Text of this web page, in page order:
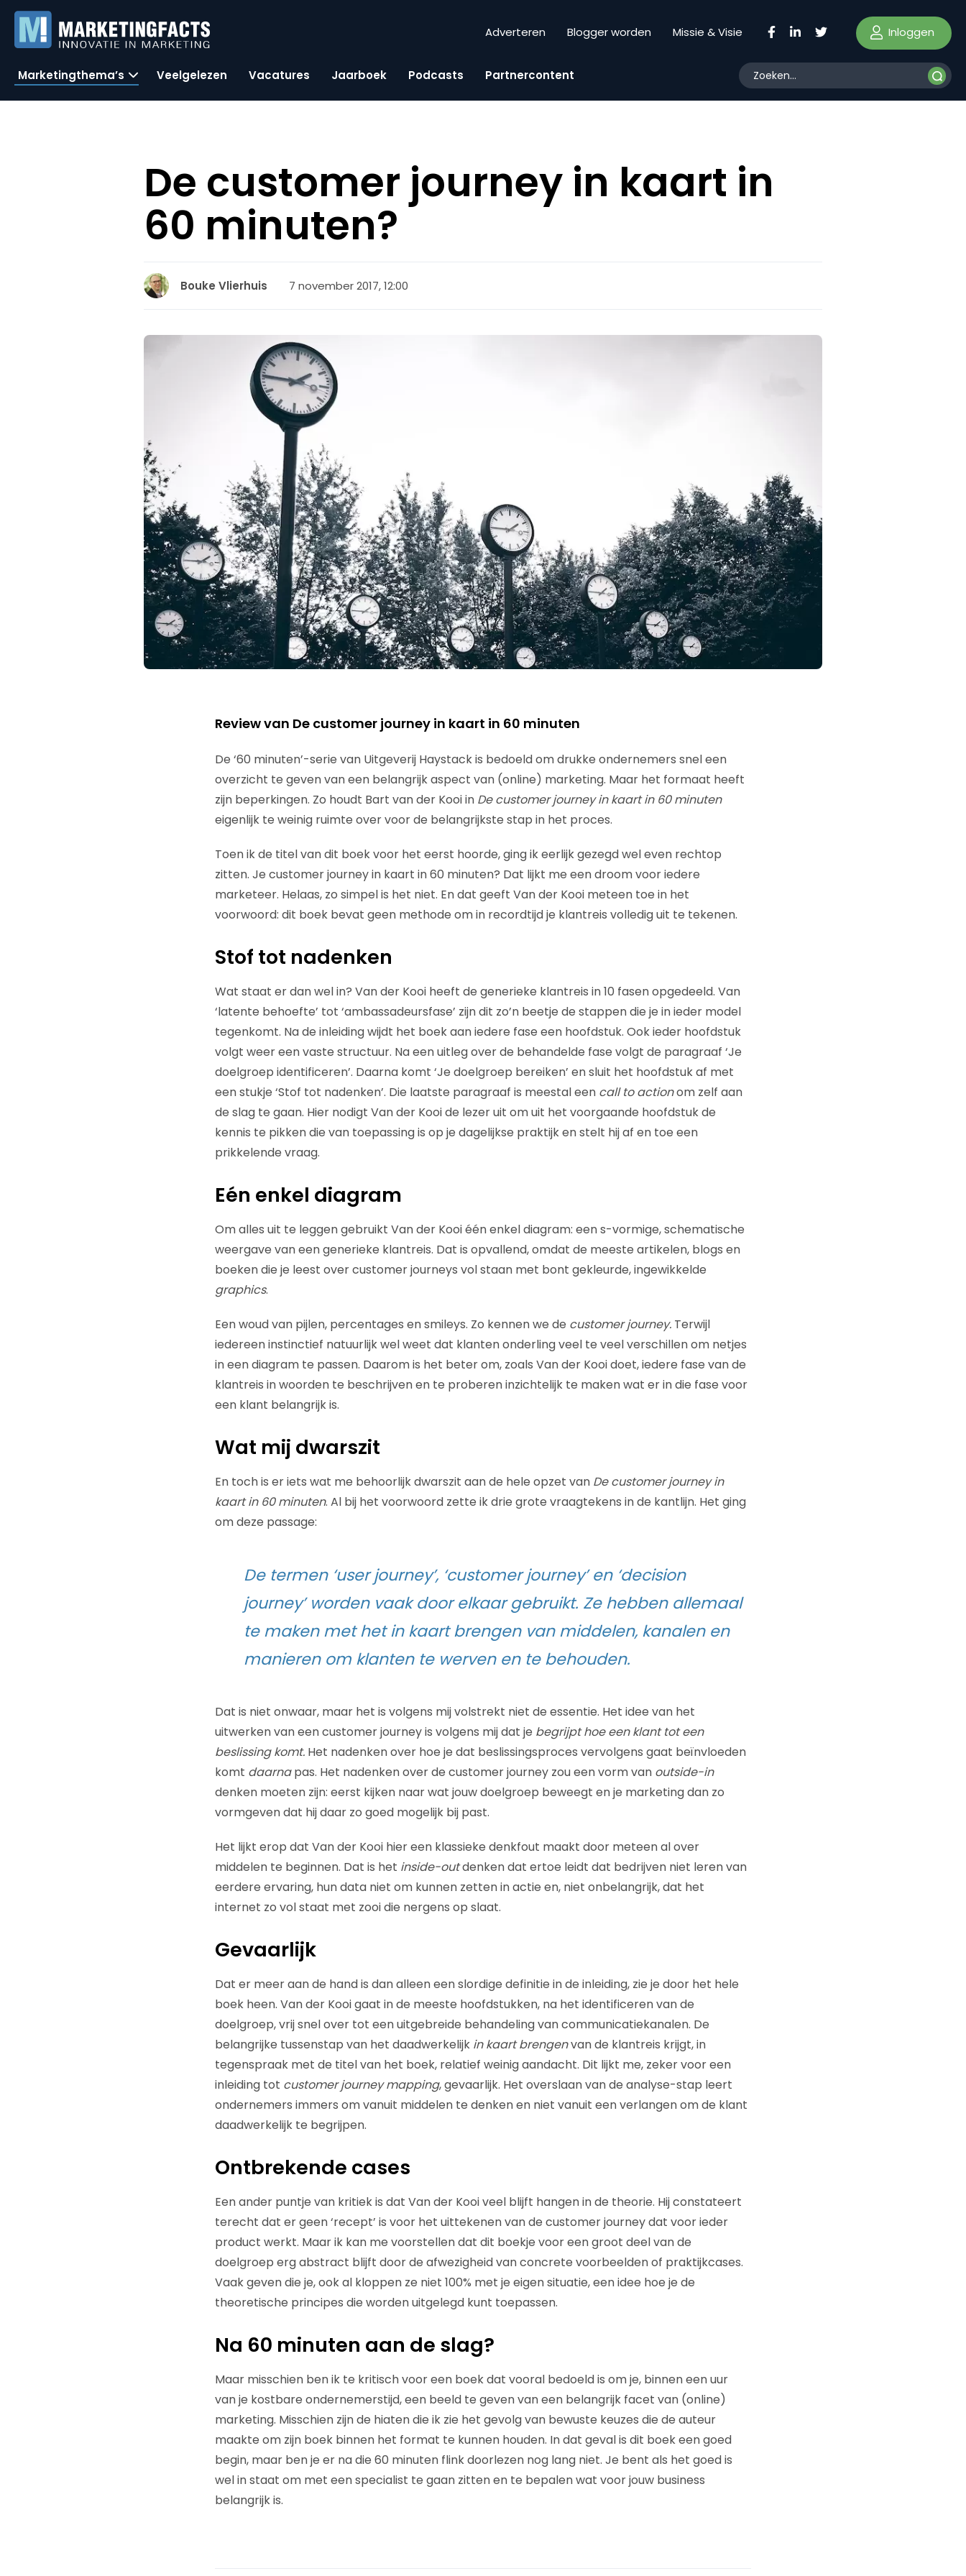
Adverteren Blogger worden Missie & Visie Inloggen
Marketingthema’s Veelgelezen Vacatures Jaarboek Podcasts Partnercontent
De customer journey in kaart in
60 minuten?
Bouke Vlierhuis 7 november 2017, 12:00
Review van De customer journey in kaart in 60 minuten
De ‘60 minuten’-serie van Uitgeverij Haystack is bedoeld om drukke ondernemers snel een
overzicht te geven van een belangrijk aspect van (online) marketing. Maar het formaat heeft
zijn beperkingen. Zo houdt Bart van der Kooi in De customer journey in kaart in 60 minuten
eigenlijk te weinig ruimte over voor de belangrijkste stap in het proces.
Toen ik de titel van dit boek voor het eerst hoorde, ging ik eerlijk gezegd wel even rechtop
zitten. Je customer journey in kaart in 60 minuten? Dat lijkt me een droom voor iedere
marketeer. Helaas, zo simpel is het niet. En dat geeft Van der Kooi meteen toe in het
voorwoord: dit boek bevat geen methode om in recordtijd je klantreis volledig uit te tekenen.
Stof tot nadenken
Wat staat er dan wel in? Van der Kooi heeft de generieke klantreis in 10 fasen opgedeeld. Van
‘latente behoefte’ tot ‘ambassadeursfase’ zijn dit zo’n beetje de stappen die je in ieder model
tegenkomt. Na de inleiding wijdt het boek aan iedere fase een hoofdstuk. Ook ieder hoofdstuk
volgt weer een vaste structuur. Na een uitleg over de behandelde fase volgt de paragraaf ‘Je
doelgroep identificeren’. Daarna komt ‘Je doelgroep bereiken’ en sluit het hoofdstuk af met
een stukje ‘Stof tot nadenken’. Die laatste paragraaf is meestal een call to actionom zelf aan
de slag te gaan. Hier nodigt Van der Kooi de lezer uit om uit het voorgaande hoofdstuk de
kennis te pikken die van toepassing is op je dagelijkse praktijk en stelt hij af en toe een
prikkelende vraag.
Eén enkel diagram
Om alles uit te leggen gebruikt Van der Kooi één enkel diagram: een s-vormige, schematische
weergave van een generieke klantreis. Dat is opvallend, omdat de meeste artikelen, blogs en
boeken die je leest over customer journeys vol staan met bont gekleurde, ingewikkelde
graphics.
Een woud van pijlen, percentages en smileys. Zo kennen we de customer journey. Terwijl
iedereen instinctief natuurlijk wel weet dat klanten onderling veel te veel verschillen om netjes
in een diagram te passen. Daarom is het beter om, zoals Van der Kooi doet, iedere fase van de
klantreis in woorden te beschrijven en te proberen inzichtelijk te maken wat er in die fase voor
een klant belangrijk is.
Wat mij dwarszit
En toch is er iets wat me behoorlijk dwarszit aan de hele opzet van De customer journey in
kaart in 60 minuten. Al bij het voorwoord zette ik drie grote vraagtekens in de kantlijn. Het ging
om deze passage:
De termen ‘user journey’, ‘customer journey’ en ‘decision
journey’ worden vaak door elkaar gebruikt. Ze hebben allemaal
te maken met het in kaart brengen van middelen, kanalen en
manieren om klanten te werven en te behouden.
Dat is niet onwaar, maar het is volgens mij volstrekt niet de essentie. Het idee van het
uitwerken van een customer journey is volgens mij dat je begrijpt hoe een klant tot een
beslissing komt.Het nadenken over hoe je dat beslissingsproces vervolgens gaat beïnvloeden
komt daarnapas. Het nadenken over de customer journey zou een vorm van outside-in
denken moeten zijn: eerst kijken naar wat jouw doelgroep beweegt en je marketing dan zo
vormgeven dat hij daar zo goed mogelijk bij past.
Het lijkt erop dat Van der Kooi hier een klassieke denkfout maakt door meteen al over
middelen te beginnen. Dat is het inside-outdenken dat ertoe leidt dat bedrijven niet leren van
eerdere ervaring, hun data niet om kunnen zetten in actie en, niet onbelangrijk, dat het
internet zo vol staat met zooi die nergens op slaat.
Gevaarlijk
Dat er meer aan de hand is dan alleen een slordige definitie in de inleiding, zie je door het hele
boek heen. Van der Kooi gaat in de meeste hoofdstukken, na het identificeren van de
doelgroep, vrij snel over tot een uitgebreide behandeling van communicatiekanalen. De
belangrijke tussenstap van het daadwerkelijk in kaart brengenvan de klantreis krijgt, in
tegenspraak met de titel van het boek, relatief weinig aandacht. Dit lijkt me, zeker voor een
inleiding tot customer journey mapping, gevaarlijk. Het overslaan van de analyse-stap leert
ondernemers immers om vanuit middelen te denken en niet vanuit een verlangen om de klant
daadwerkelijk te begrijpen.
Ontbrekende cases
Een ander puntje van kritiek is dat Van der Kooi veel blijft hangen in de theorie. Hij constateert
terecht dat er geen ‘recept’ is voor het uittekenen van de customer journey dat voor ieder
product werkt. Maar ik kan me voorstellen dat dit boekje voor een groot deel van de
doelgroep erg abstract blijft door de afwezigheid van concrete voorbeelden of praktijkcases.
Vaak geven die je, ook al kloppen ze niet 100% met je eigen situatie, een idee hoe je de
theoretische principes die worden uitgelegd kunt toepassen.
Na 60 minuten aan de slag?
Maar misschien ben ik te kritisch voor een boek dat vooral bedoeld is om je, binnen een uur
van je kostbare ondernemerstijd, een beeld te geven van een belangrijk facet van (online)
marketing. Misschien zijn de hiaten die ik zie het gevolg van bewuste keuzes die de auteur
maakte om zijn boek binnen het format te kunnen houden. In dat geval is dit boek een goed
begin, maar ben je er na die 60 minuten flink doorlezen nog lang niet. Je bent als het goed is
wel in staat om met een specialist te gaan zitten en te bepalen wat voor jouw business
belangrijk is.